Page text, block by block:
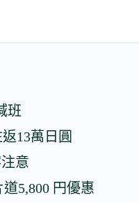
班
13萬日圓
意
5,800 円優惠